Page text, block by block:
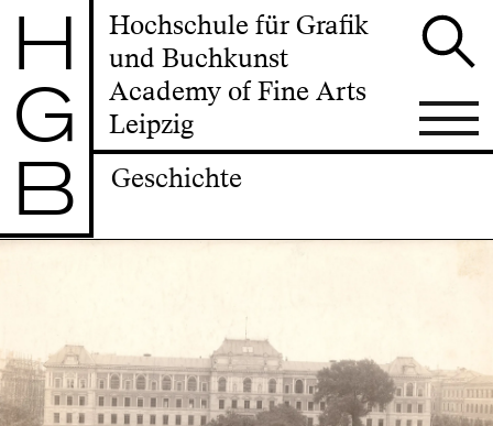
H
G
B
Hochschule für Grafik
und Buchkunst
Academy of Fine Arts
Leipzig
Geschichte